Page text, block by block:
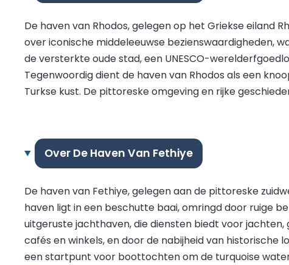
De haven van Rhodos, gelegen op het Griekse eiland
over iconische middeleeuwse bezienswaardigheden,
de versterkte oude stad, een UNESCO-
Tegenwoordig dient de haven van Rhodos als een
Turkse kust. De pittoreske omgeving en rijke
Over De Haven Van Fethiye
De haven van Fethiye, gelegen aan de pittoreske
haven ligt in een beschutte baai, omringd door ruige
uitgeruste jachthaven, die diensten biedt voor
cafés en winkels, en door de nabijheid van historische
een startpunt voor boottochten om de turquoise